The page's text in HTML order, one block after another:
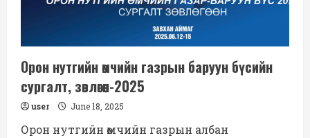
Орон нутгийн өмчийн газрын баруун бүсийн
сургалт, зөвлөгөөн-2025
user June 18, 2025
Орон нутгийн өмчийн газрын албан